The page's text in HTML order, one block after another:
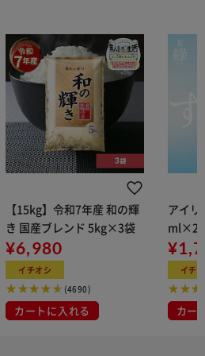
【15kg】令和7年産 和の輝
き 国産ブレンド 5kg×3袋
¥6,980
イチオシ
(4690)
カートに入れる
アイリ
ml×24
用
イチ
カー